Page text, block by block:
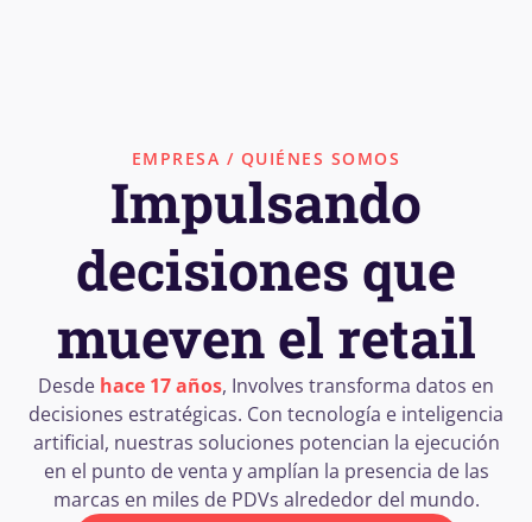
EMPRESA / QUIÉNES SOMOS
Impulsando
decisiones que
mueven el retail
Desde hace 17 años, Involves transforma datos en
decisiones estratégicas. Con tecnología e inteligencia
artificial, nuestras soluciones potencian la ejecución
en el punto de venta y amplían la presencia de las
marcas en miles de PDVs alrededor del mundo.